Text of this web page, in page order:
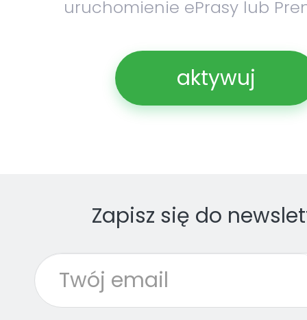
uruchomienie ePrasy lub
aktywuj
Zapisz się do